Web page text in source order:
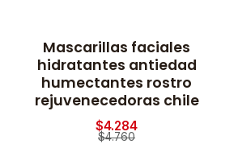
-10% OFF
Mascarillas faciales
hidratantes antiedad
humectantes rostro
rejuvenecedoras chile
$4.284
$4.760